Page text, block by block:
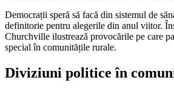
Democrații speră să facă din sistemul de
definitorie pentru alegerile din anul viitor.
Churchville ilustrează provocările pe care
special în comunitățile rurale.
Diviziuni politice în